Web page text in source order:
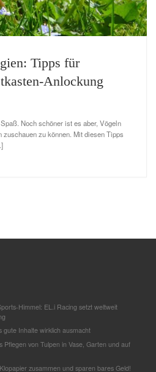
Tipps für
Anlockung
Noch schöner ist es aber, Vögeln
zuschauen zu können. Mit diesen Tipps
Himmel: EL.i Racing setzt weltweit
Inhalte wirklich ausmacht
Pflegen von Tulpen in Vase, Garten und auf
zusammen und sparen bares Geld!